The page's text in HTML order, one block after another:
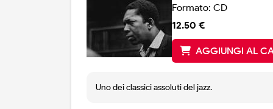
Formato: CD
12.50 €
AGGIUNGI AL
Uno dei classici assoluti del jazz.